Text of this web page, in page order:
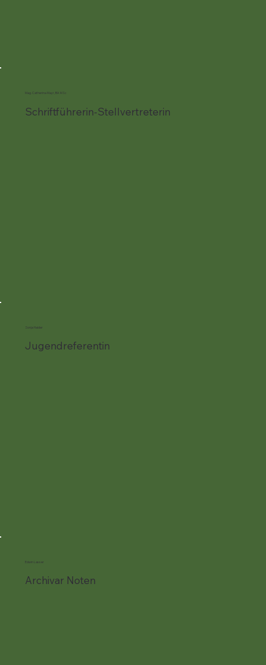
Mag. Catherina Mayr, BA MSc
Schriftführerin-Stellvertreterin
Sonja Haider
Jugendreferentin
Edwin Lasser
Archivar Noten